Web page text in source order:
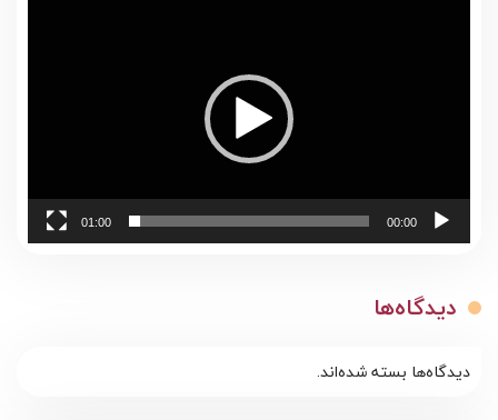
00:00
01:00
دیدگاه‌ها
دیدگاه‌ها بسته شده‌اند.